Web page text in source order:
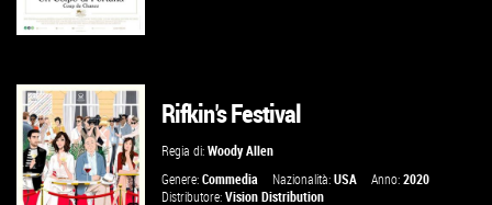
GUARDA IL TRAILER
VAI ALLA SCHEDA
Rifkin's Festival
Regia di:Woody Allen
Genere:Commedia Nazionalità:USA Anno:2020
Distributore:Vision Distribution